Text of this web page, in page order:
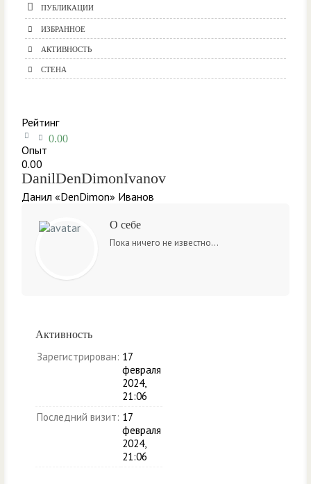
ПУБЛИКАЦИИ
ИЗБРАННОЕ
АКТИВНОСТЬ
СТЕНА
Рейтинг
0.00
Опыт
0.00
DanilDenDimonIvanov
Данил «DenDimon» Иванов
О себе
Пока ничего не известно...
Активность
Зарегистрирован: 17
февраля
2024,
21:06
Последний визит: 17
февраля
2024,
21:06